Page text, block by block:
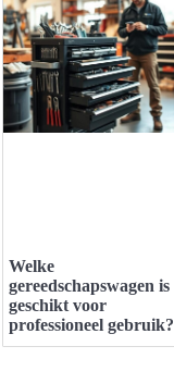
Welke
gereedschapswagen is
geschikt voor
professioneel gebruik?